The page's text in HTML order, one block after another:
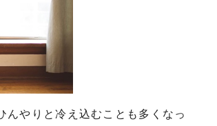
んやりと冷え込むことも多くなっ